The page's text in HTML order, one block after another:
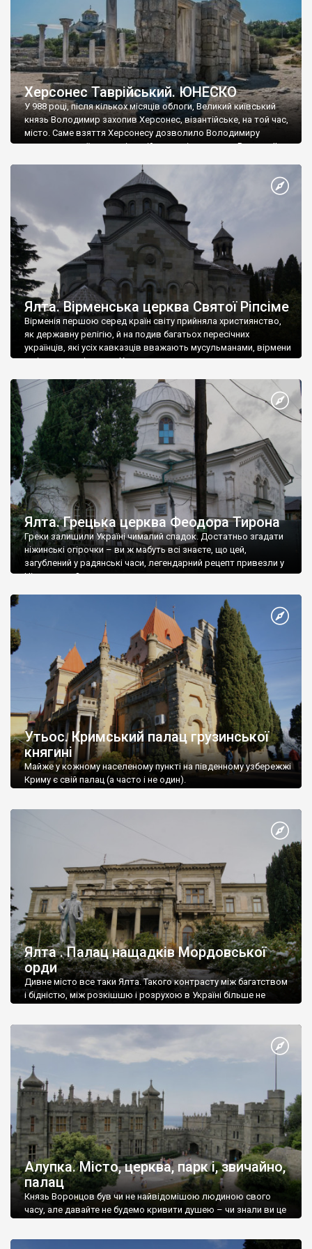
Херсонес Таврійський. ЮНЕСКО
У 988 році, після кількох місяців облоги, Великий київський
князь Володимир захопив Херсонес, візантійське, на той час,
місто. Саме взяття Херсонесу дозволило Володимиру
диктувати свої умови візантійському імператору Василю ІІ, та
Херсонесі Володимир-язичник, став Василем-християнином.
А потім було Хрещення Русі. На честь Херсонесу Таврійського
Ялта. Вірменська церква Святої Ріпсіме
Вірменія першою серед країн світу прийняла християнство,
як державну релігію, й на подив багатьох пересічних
українців, які усіх кавказців вважають мусульманами, вірмени
є відданими вірянами Христа
Ялта. Грецька церква Феодора Тирона
Греки залишили Україні чималий спадок. Достатньо згадати
ніжинські огірочки – ви ж мабуть всі знаєте, що цей,
загублений у радянські часи, легендарний рецепт привезли у
Ніжин греки?
Утьос. Кримський палац грузинської
княгині
Майже у кожному населеному пункті на південному узбережжі
Криму є свій палац (а часто і не один).
Ялта . Палац нащадків Мордовської
орди
Дивне місто все таки Ялта. Такого контрасту між багатством
і бідністю, між розкішшю і розрухою в Україні більше не
Алупка. Місто, церква, парк і, звичайно,
палац
Князь Воронцов був чи не найвідомішою людиною свого
часу, але давайте не будемо кривити душею – чи знали ви це